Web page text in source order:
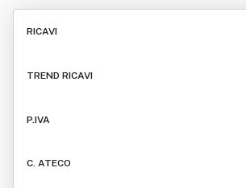
RICAVI
TREND RICAVI
P.IVA
C. ATECO